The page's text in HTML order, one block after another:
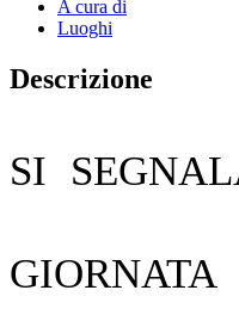
A cura di
Luoghi
Descrizione
SI